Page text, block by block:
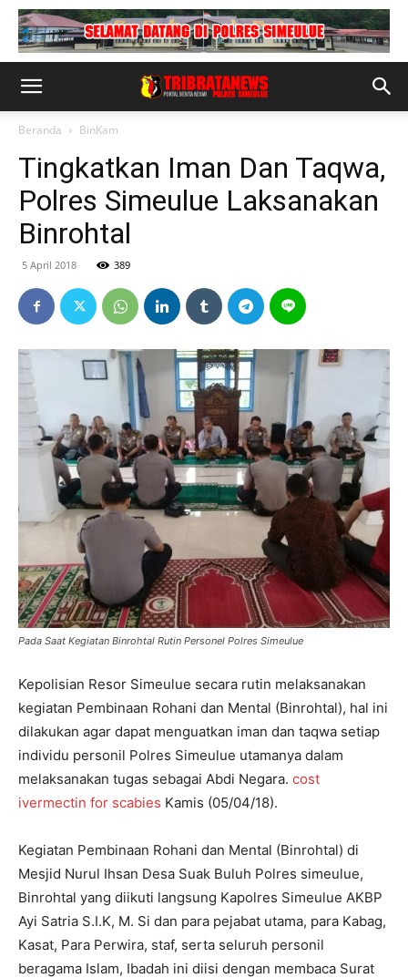
Beranda BinKam
Tingkatkan Iman Dan Taqwa,
Polres Simeulue Laksanakan
Binrohtal
5 April 2018 389
Pada Saat Kegiatan Binrohtal Rutin Personel Polres Simeulue
Kepolisian Resor Simeulue secara rutin melaksanakan
kegiatan Pembinaan Rohani dan Mental (Binrohtal), hal ini
dilakukan agar dapat menguatkan iman dan taqwa setiap
individu personil Polres Simeulue utamanya dalam
melaksanakan tugas sebagai Abdi Negara. cost
ivermectin for scabies Kamis (05/04/18).
Kegiatan Pembinaan Rohani dan Mental (Binrohtal) di
Mesjid Nurul Ihsan Desa Suak Buluh Polres simeulue,
Binrohtal yang diikuti langsung Kapolres Simeulue AKBP
Ayi Satria S.I.K, M. Si dan para pejabat utama, para Kabag,
Kasat, Para Perwira, staf, serta seluruh personil
beragama Islam, Ibadah ini diisi dengan membaca Surat